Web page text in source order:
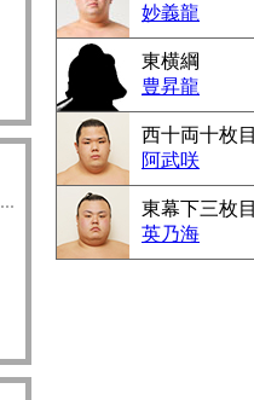
妙義龍
東横綱
豊昇龍
西十両十枚目
阿武咲
東幕下三枚目
英乃海